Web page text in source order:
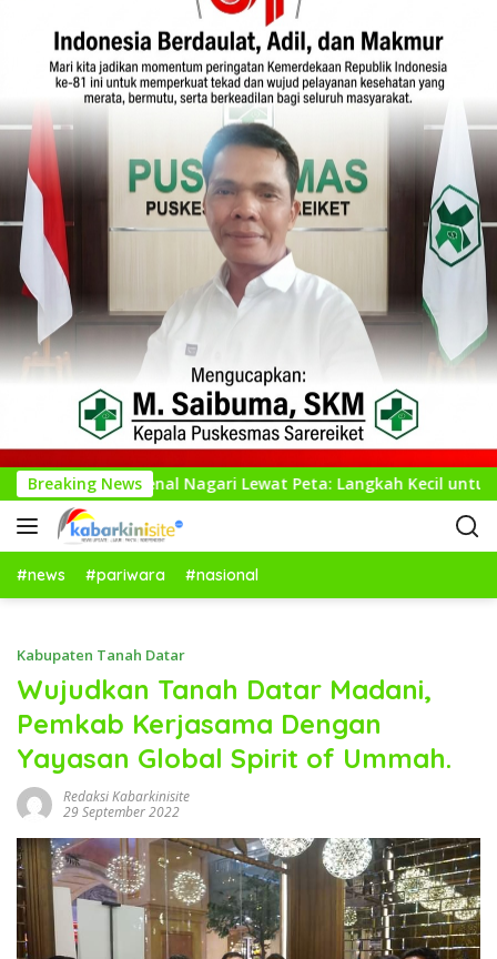
Breaking News
Nagari Lewat Peta: Langkah Kecil untuk Perencanaan
#news #pariwara #nasional
Kabupaten Tanah Datar
Wujudkan Tanah Datar Madani,
Pemkab Kerjasama Dengan
Yayasan Global Spirit of Ummah.
Redaksi Kabarkinisite
29 September 2022